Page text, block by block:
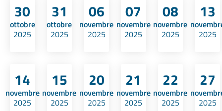
30
ottobre
2025
31
ottobre
2025
06
novembre
2025
07
novembre
2025
08
novembre
2025
13
2025
14
novembre
2025
15
novembre
2025
20
novembre
2025
21
novembre
2025
22
novembre
2025
27
2025